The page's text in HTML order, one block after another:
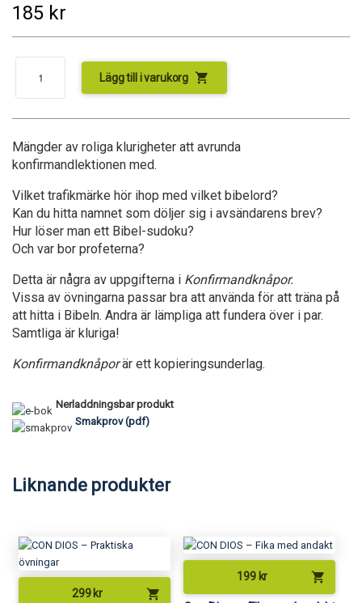
185 kr
Lägg till i varukorg shopping_cart
Mängder av roliga klurigheter att avrunda
konfirmandlektionen med.
Vilket trafikmärke hör ihop med vilket bibelord?
Kan du hitta namnet som döljer sig i avsändarens brev?
Hur löser man ett Bibel-sudoku?
Och var bor profeterna?
Detta är några av uppgifterna i Konfirmandknåpor.
Vissa av övningarna passar bra att använda för att träna på
att hitta i Bibeln. Andra är lämpliga att fundera över i par.
Samtliga är kluriga!
Konfirmandknåporär ett kopieringsunderlag.
Nerladdningsbar produkt
Smakprov (pdf)
Liknande produkter
299 kr shopping_cart
199 kr shopping_cart